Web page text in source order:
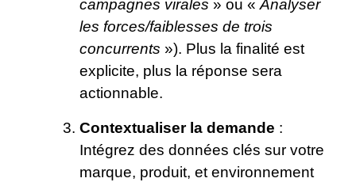
campagnes virales » ou « Analyser
les forces/faiblesses de trois
concurrents »). Plus la finalité est
explicite, plus la réponse sera
actionnable.
Contextualiser la demande :
Intégrez des données clés sur votre
marque, produit, et environnement